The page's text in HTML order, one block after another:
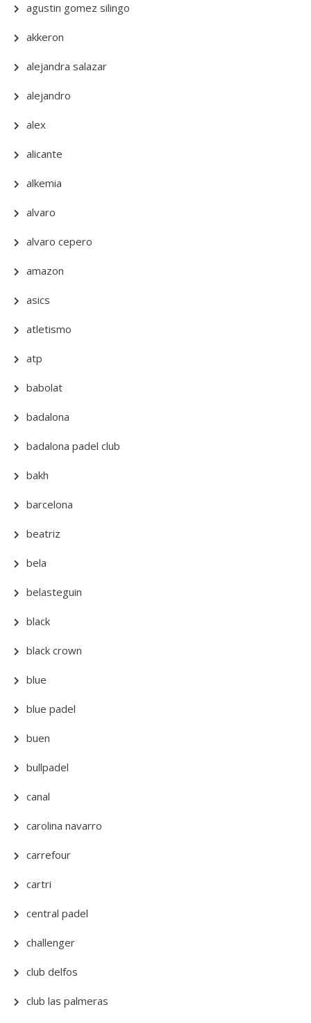
agustin gomez silingo
akkeron
alejandra salazar
alejandro
alex
alicante
alkemia
alvaro
alvaro cepero
amazon
asics
atletismo
atp
babolat
badalona
badalona padel club
bakh
barcelona
beatriz
bela
belasteguin
black
black crown
blue
blue padel
buen
bullpadel
canal
carolina navarro
carrefour
cartri
central padel
challenger
club delfos
club las palmeras